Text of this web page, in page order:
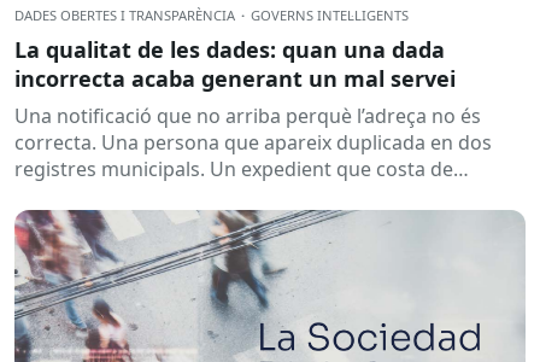
DADES OBERTES I TRANSPARÈNCIA · GOVERNS INTEL·LIGENTS
La qualitat de les dades: quan una dada
incorrecta acaba generant un mal servei
Una notificació que no arriba perquè l’adreça no és
correcta. Una persona que apareix duplicada en dos
registres municipals. Un expedient que costa de